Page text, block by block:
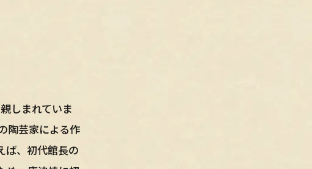
しまれていま
陶芸家による作
ば、初代館長の